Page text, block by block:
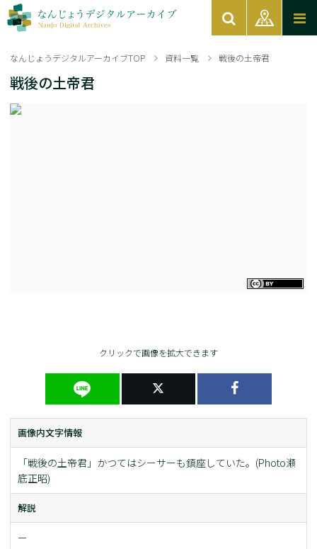
なんじょうデジタルアーカイブTOP 資料一覧 戦後の土帝君
戦後の土帝君
クリックで画像を拡大できます
画像内文字情報
「戦後の土帝君」かつてはシーサーも鎮座していた。(Photo瀬
底正昭)
解説
ー